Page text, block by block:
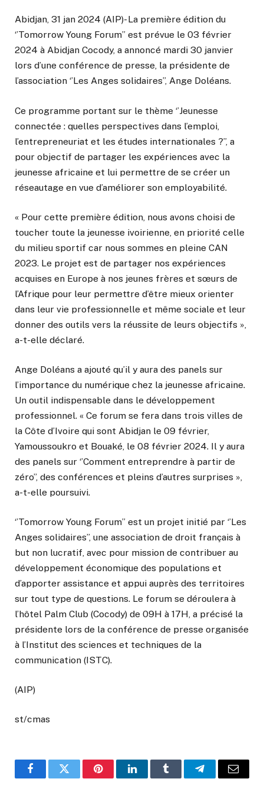
Abidjan, 31 jan 2024 (AIP)- La première édition du
‘’Tomorrow Young Forum’’ est prévue le 03 février
2024 à Abidjan Cocody, a annoncé mardi 30 janvier
lors d’une conférence de presse, la présidente de
l’association ‘’Les Anges solidaires’’, Ange Doléans.
Ce programme portant sur le thème ‘’Jeunesse
connectée : quelles perspectives dans l’emploi,
l’entrepreneuriat et les études internationales ?’’, a
pour objectif de partager les expériences avec la
jeunesse africaine et lui permettre de se créer un
réseautage en vue d’améliorer son employabilité.
« Pour cette première édition, nous avons choisi de
toucher toute la jeunesse ivoirienne, en priorité celle
du milieu sportif car nous sommes en pleine CAN
2023. Le projet est de partager nos expériences
acquises en Europe à nos jeunes frères et sœurs de
l’Afrique pour leur permettre d’être mieux orienter
dans leur vie professionnelle et même sociale et leur
donner des outils vers la réussite de leurs objectifs »,
a-t-elle déclaré.
Ange Doléans a ajouté qu’il y aura des panels sur
l’importance du numérique chez la jeunesse africaine.
Un outil indispensable dans le développement
professionnel. « Ce forum se fera dans trois villes de
la Côte d’Ivoire qui sont Abidjan le 09 février,
Yamoussoukro et Bouaké, le 08 février 2024. Il y aura
des panels sur ‘’Comment entreprendre à partir de
zéro’’, des conférences et pleins d’autres surprises »,
a-t-elle poursuivi.
‘’Tomorrow Young Forum’’ est un projet initié par ‘’Les
Anges solidaires’’, une association de droit français à
but non lucratif, avec pour mission de contribuer au
développement économique des populations et
d’apporter assistance et appui auprès des territoires
sur tout type de questions. Le forum se déroulera à
l’hôtel Palm Club (Cocody) de 09H à 17H, a précisé la
présidente lors de la conférence de presse organisée
à l’Institut des sciences et techniques de la
communication (ISTC).
(AIP)
st/cmas
FacebookTwitter PinterestLinkedInTumblr TelegramEmail